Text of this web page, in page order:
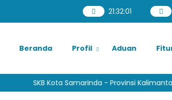
21:32:02
Beranda Profil Aduan
SKB Kota Samarinda - Provinsi